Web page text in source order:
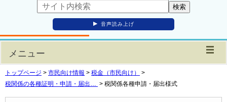
音声読み上げ
メニュー
トップページ > 市民向け情報 > 税金（市民向け）
>
税関係の各種証明・申請・届出… > 税関係各種申請・届出様式